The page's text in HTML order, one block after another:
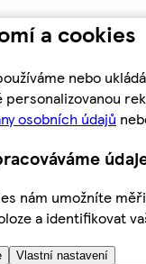
a cookies
nebo
personalizovanou
osobních údajů
nám umožníte
a identifikovat
Vlastní nastavení